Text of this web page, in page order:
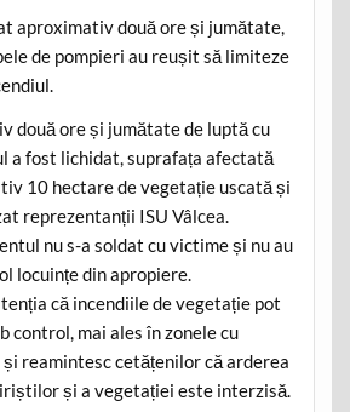
aproximativ două ore și jumătate,
de pompieri au reușit să limiteze
două ore și jumătate de luptă cu
a fost lichidat, suprafața afectată
10 hectare de vegetație uscată și
reprezentanții ISU Vâlcea.
nu s-a soldat cu victime și nu au
locuințe din apropiere.
că incendiile de vegetație pot
control, mai ales în zonele cu
reamintesc cetățenilor că arderea
și a vegetației este interzisă.